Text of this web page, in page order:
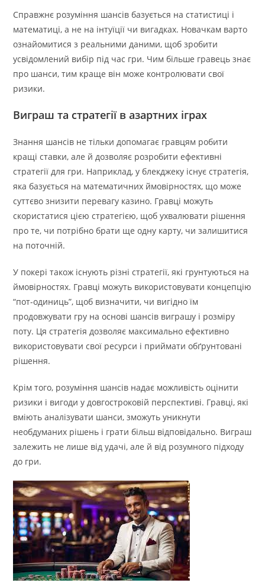
Справжнє розуміння шансів базується на статистиці і
математиці, а не на інтуїції чи вигадках. Новачкам варто
ознайомитися з реальними даними, щоб зробити
усвідомлений вибір під час гри. Чим більше гравець знає
про шанси, тим краще він може контролювати свої
ризики.
Виграш та стратегії в азартних іграх
Знання шансів не тільки допомагає гравцям робити
кращі ставки, але й дозволяє розробити ефективні
стратегії для гри. Наприклад, у блекджеку існує стратегія,
яка базується на математичних ймовірностях, що може
суттєво знизити перевагу казино. Гравці можуть
скористатися цією стратегією, щоб ухвалювати рішення
про те, чи потрібно брати ще одну карту, чи залишитися
на поточній.
У покері також існують різні стратегії, які грунтуються на
ймовірностях. Гравці можуть використовувати концепцію
“пот-одиниць”, щоб визначити, чи вигідно їм
продовжувати гру на основі шансів виграшу і розміру
поту. Ця стратегія дозволяє максимально ефективно
використовувати свої ресурси і приймати обґрунтовані
рішення.
Крім того, розуміння шансів надає можливість оцінити
ризики і вигоди у довгостроковій перспективі. Гравці, які
вміють аналізувати шанси, зможуть уникнути
необдуманих рішень і грати більш відповідально. Виграш
залежить не лише від удачі, але й від розумного підходу
до гри.